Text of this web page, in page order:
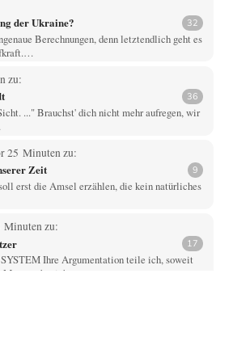
der Ukraine? 32
Berechnungen, denn letztendlich geht es
zu:
36
..." Brauchst' dich nicht mehr aufregen, wir
25 Minuten zu:
Zeit 9
erst die Amsel erzählen, die kein natürliches
Minuten zu:
17
Ihre Argumentation teile ich, soweit
Moment beziehen.…